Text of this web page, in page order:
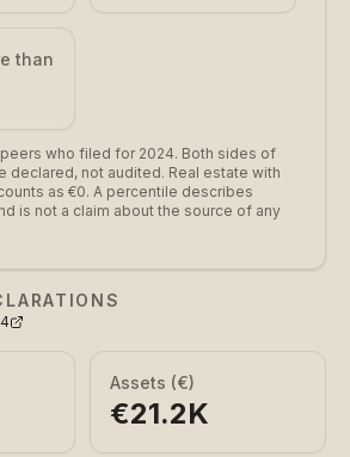
than
who filed for 2024. Both sides of
declared, not audited. Real estate with
as €0. A percentile describes
is not a claim about the source of any
Assets (€)
€21.2K